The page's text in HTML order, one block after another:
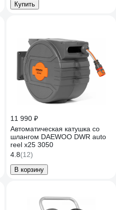
Купить
11 990 ₽
Автоматическая катушка со
шлангом DAEWOO DWR auto
reel x25 3050
4.8(12)
В корзину